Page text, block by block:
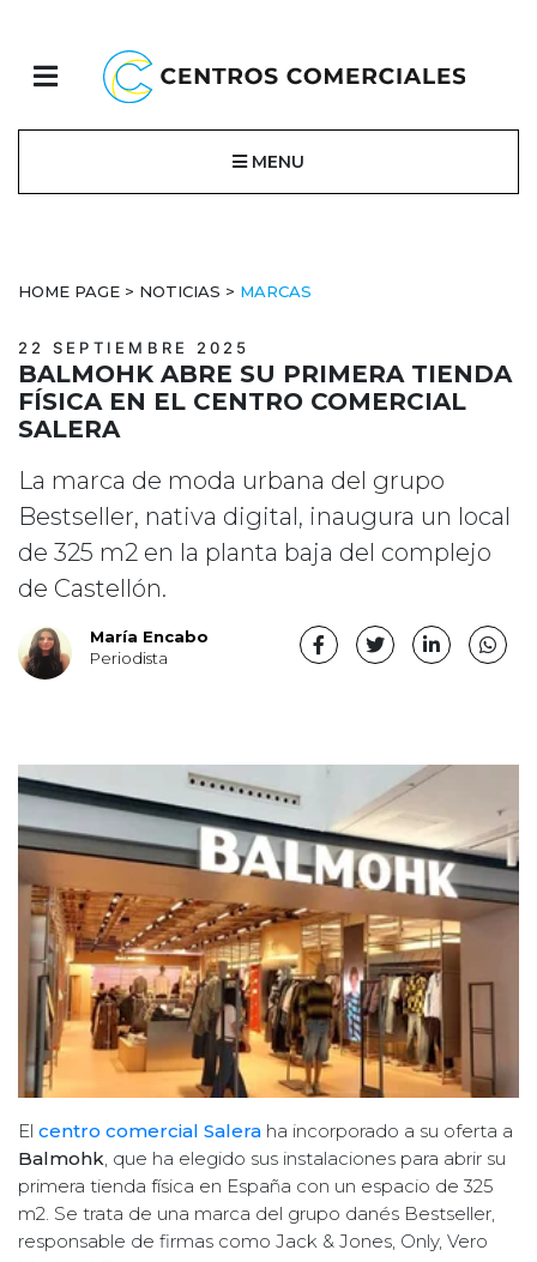
MENU
HOME PAGE > NOTICIAS > MARCAS
22 SEPTIEMBRE 2025
BALMOHK ABRE SU PRIMERA TIENDA
FÍSICA EN EL CENTRO COMERCIAL
SALERA
La marca de moda urbana del grupo
Bestseller, nativa digital, inaugura un local
de 325 m2 en la planta baja del complejo
de Castellón.
María Encabo
Periodista
El centro comercial Salera ha incorporado a su oferta a
Balmohk, que ha elegido sus instalaciones para abrir su
primera tienda física en España con un espacio de 325
m2. Se trata de una marca del grupo danés Bestseller,
responsable de firmas como Jack & Jones, Only, Vero